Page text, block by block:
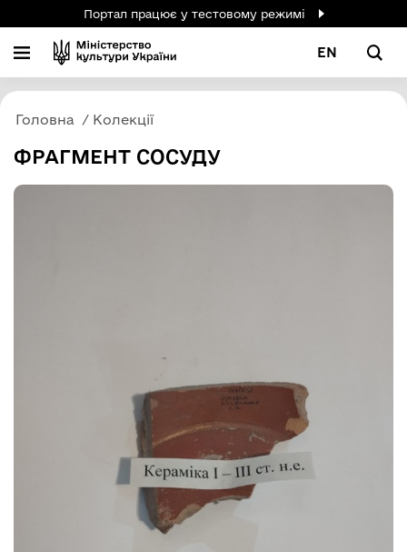
Портал працює у тестовому режимі
EN
Головна Колекції
ФРАГМЕНТ СОСУДУ